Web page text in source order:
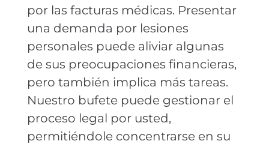
por las facturas médicas. Presentar
una demanda por lesiones
personales puede aliviar algunas
de sus preocupaciones financieras,
pero también implica más tareas.
Nuestro bufete puede gestionar el
proceso legal por usted,
permitiéndole concentrarse en su